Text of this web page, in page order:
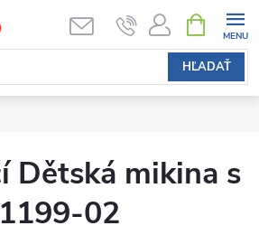
HĽADAŤ
KOŠÍK
Dětská mikina s
02